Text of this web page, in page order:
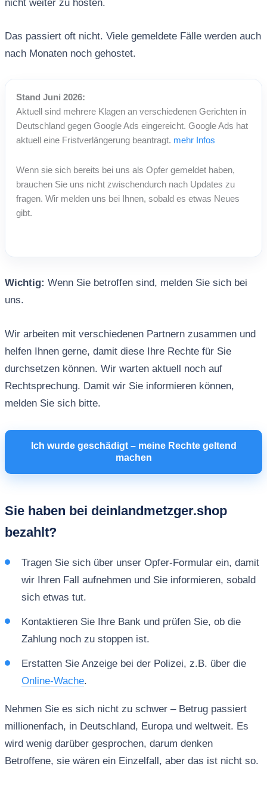
nicht weiter zu hosten.
Das passiert oft nicht. Viele gemeldete Fälle werden auch
nach Monaten noch gehostet.
Wichtig: Wenn Sie betroffen sind, melden Sie sich bei
uns.
Wir arbeiten mit verschiedenen Partnern zusammen und
helfen Ihnen gerne, damit diese Ihre Rechte für Sie
durchsetzen können. Wir warten aktuell noch auf
Rechtsprechung. Damit wir Sie informieren können,
melden Sie sich bitte.
Ich wurde geschädigt – meine Rechte geltend
machen
Sie haben bei deinlandmetzger.shop
bezahlt?
Tragen Sie sich über unser Opfer-Formular ein, damit
wir Ihren Fall aufnehmen und Sie informieren, sobald
sich etwas tut.
Kontaktieren Sie Ihre Bank und prüfen Sie, ob die
Zahlung noch zu stoppen ist.
Erstatten Sie Anzeige bei der Polizei, z.B. über die
Online-Wache.
Nehmen Sie es sich nicht zu schwer – Betrug passiert
millionenfach, in Deutschland, Europa und weltweit. Es
wird wenig darüber gesprochen, darum denken
Betroffene, sie wären ein Einzelfall, aber das ist nicht so.